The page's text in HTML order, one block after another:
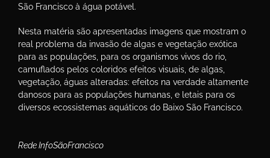
São Francisco à água potável.
Nesta matéria são apresentadas imagens que mostram o
real problema da invasão de algas e vegetação exótica
para as populações, para os organismos vivos do rio,
camuflados pelos coloridos efeitos visuais, de algas,
vegetação, águas alteradas: efeitos na verdade altamente
danosos para as populações humanas, e letais para os
diversos ecossistemas aquáticos do Baixo São Francisco.
Rede InfoSãoFrancisco